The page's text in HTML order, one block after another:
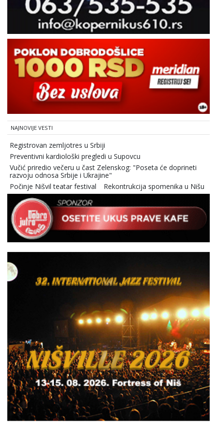
NAJNOVIJE VESTI
Registrovan zemljotres u Srbiji
Preventivni kardiološki pregledi u Supovcu
Vučić priredio večeru u čast Zelenskog: "Poseta će doprineti
razvoju odnosa Srbije i Ukrajine"
Počinje Nišvil teatar festival
Rekontrukcija spomenika u Nišu